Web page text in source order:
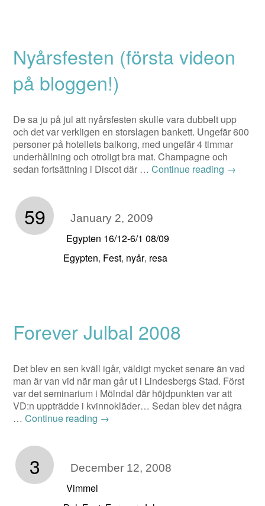
Nyårsfesten (första videon
på bloggen!)
De sa ju på jul att nyårsfesten skulle vara dubbelt upp
och det var verkligen en storslagen bankett. Ungefär 600
personer på hotellets balkong, med ungefär 4 timmar
underhållning och otroligt bra mat. Champagne och
sedan fortsättning i Discot där …Continue reading →
59 January 2, 2009
Egypten 16/12-6/1 08/09
Egypten, Fest, nyår, resa
Forever Julbal 2008
Det blev en sen kväll igår, väldigt mycket senare än vad
man är van vid när man går ut i Lindesbergs Stad. Först
var det seminarium i Mölndal där höjdpunkten var att
VD:n uppträdde i kvinnokläder… Sedan blev det några
…Continue reading →
3 December 12, 2008
Vimmel